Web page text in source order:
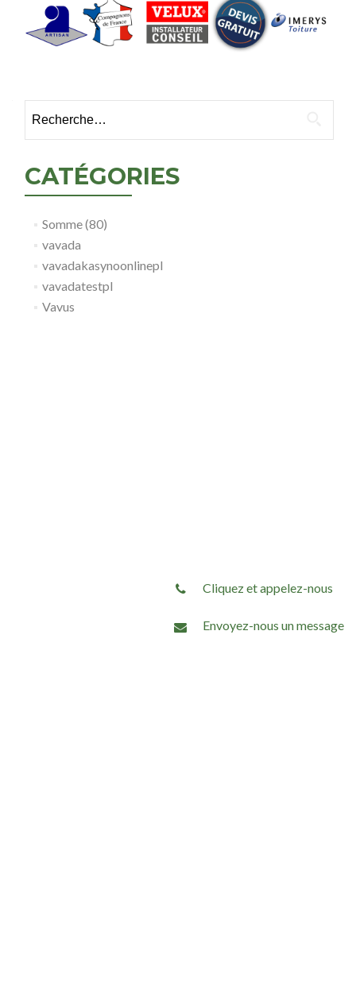
CATÉGORIES
Somme (80)
vavada
vavadakasynoonlinepl
vavadatestpl
Vavus
Cliquez et appelez-nous
Envoyez-nous un message